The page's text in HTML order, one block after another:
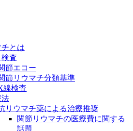
チとは
査
節エコー
節リウマチ分類基準
線検査
法
リウマチ薬による治療推奨
関節リウマチの医療費に関する
話題